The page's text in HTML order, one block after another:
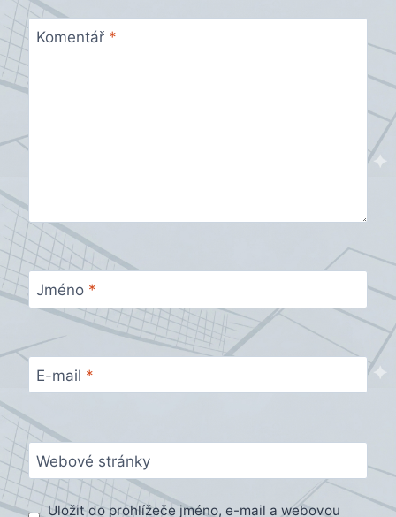
Komentář *
Jméno *
E-mail *
Webové stránky
Uložit do prohlížeče jméno, e-mail a webovou